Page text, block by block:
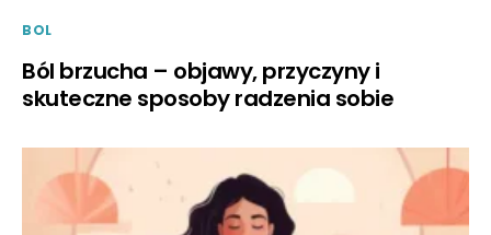
BOL
Ból brzucha – objawy, przyczyny i
skuteczne sposoby radzenia sobie